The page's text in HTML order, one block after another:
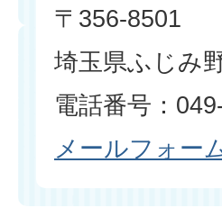
〒356-8501
埼玉県ふじみ
電話番号：
メールフォー